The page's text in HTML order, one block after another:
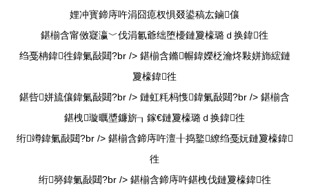
娌冲寳鍗庤吘涓囧瘜杈惧叕鍙稿厷鏀儴
鍖椾含甯傚寲瀛﹀伐涓氱爺绌堕櫌鏈夐檺璐ｄ换鍏徃
绉戞柟鍏徃鍏氭敮閮?br /> 鍖椾含鏅幈鍏嬫柉瀹炵敤姘斾綋鏈
夐檺鍏徃
鍖呰姘旈儴鍏氭敮閮?br /> 鏈虹粍杩愯鍏氭敮閮?br /> 鍖椾含
鍖栧璇曞墏鐮旂┒鎵€鏈夐檺璐ｄ换鍏徃
绗竴鍏氭敮閮?br /> 鍖椾含鍗庤吘澶╂捣鐜繚绉戞妧鏈夐檺鍏
徃
绗簩鍏氭敮閮?br /> 鍖椾含鍗庤吘鍖栧伐鏈夐檺鍏徃